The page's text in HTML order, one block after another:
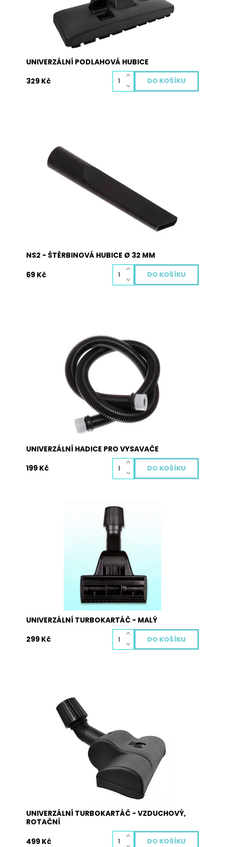
Dostupnost:
Skladem
4007
UNIVERZÁLNÍ PODLAHOVÁ HUBICE
329 Kč
Štěrbinový nástavec NS2 je univerzální pro
všechny druhy vysavačů s teleskopickou tyčí
vysavače o Ø 32mm kulatého tvaru.
Skladem
4031
NS2 - ŠTĚRBINOVÁ HUBICE Ø 32 MM
69 Kč
Univerzální hadice k vysavači 1,8m je určena k
opravě poškozených hadic.
Dostupnost:
Momentálně nedostupné
4033
UNIVERZÁLNÍ HADICE PRO VYSAVAČE
199 Kč
Univerzální turbokartáč s kartáčem poháněným
vzduchem je vhodný pro většinu typů vysavačů
na koberce díky stahovací gumě uvnitř závitu,
která se utahováním závitu smršťuje, a tak lze
rozměr upravit pro jakýkoliv typ vysavače v
rozmezí 27 – 37 mm....
Skladem
4014
UNIVERZÁLNÍ TURBOKARTÁČ - MALÝ
299 Kč
Univerzální turbokartáč s kartáčem poháněným
vzduchem je vhodný pro většinu typů vysavačů
na koberce díky stahovací gumě uvnitř závitu,
která se utahováním závitu smršťuje, a tak lze
rozměr upravit pro jakýkoliv typ vysavače v
rozmezí 27 – 37 mm....
Vyprodáno
UNIVERZÁLNÍ TURBOKARTÁČ - VZDUCHOVÝ,
ROTAČNÍ
499 Kč